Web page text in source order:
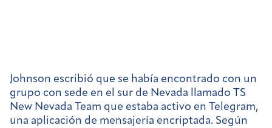
Johnson escribió que se había encontrado con un
grupo con sede en el sur de Nevada llamado TS
New Nevada Team que estaba activo en Telegram,
una aplicación de mensajería encriptada. Según